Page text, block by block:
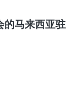
的马来西亚驻